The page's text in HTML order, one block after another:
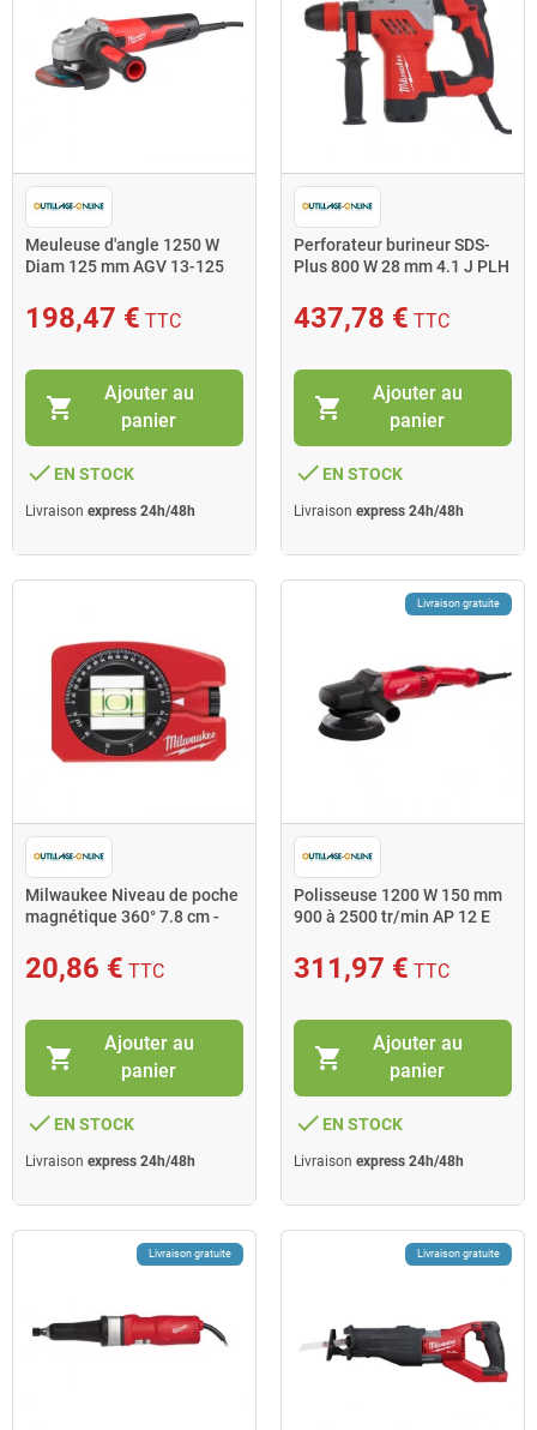
Meuleuse d'angle 1250 W
Diam 125 mm AGV 13-125
198,47 € TTC
shopping_cart
Ajouter au
panier
done EN STOCK
Livraison express 24h/48h
Perforateur burineur SDS-
Plus 800 W 28 mm 4.1 J PLH
437,78 € TTC
shopping_cart
Ajouter au
panier
done EN STOCK
Livraison express 24h/48h
Milwaukee Niveau de poche
magnétique 360° 7.8 cm -
20,86 € TTC
shopping_cart
Ajouter au
panier
done EN STOCK
Livraison express 24h/48h
Livraison gratuite
Polisseuse 1200 W 150 mm
900 à 2500 tr/min AP 12 E
311,97 € TTC
shopping_cart
Ajouter au
panier
done EN STOCK
Livraison express 24h/48h
Livraison gratuite Livraison gratuite